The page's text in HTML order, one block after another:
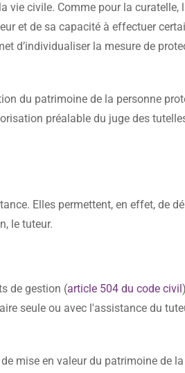
vie civile. Comme pour la curatelle,
et de sa capacité à effectuer
d’individualiser la mesure de
du patrimoine de la personne
préalable du juge des
Elles permettent, en effet, de
le tuteur.
de gestion (article 504 du code civil
seule ou avec l'assistance du
mise en valeur du patrimoine de